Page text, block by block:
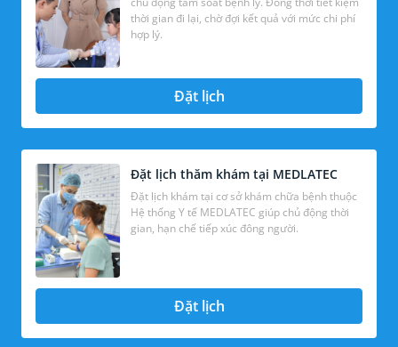
thời gian đi lại, chờ đợi kết quả với mức chi phí
hợp lý.
Đặt lịch
Đặt lịch thăm khám tại MEDLATEC
Đặt lịch khám tại cơ sở khám chữa bệnh thuộc
Hệ thống Y tế MEDLATEC giúp chủ động thời
gian, hạn chế tiếp xúc đông người.
Đặt lịch